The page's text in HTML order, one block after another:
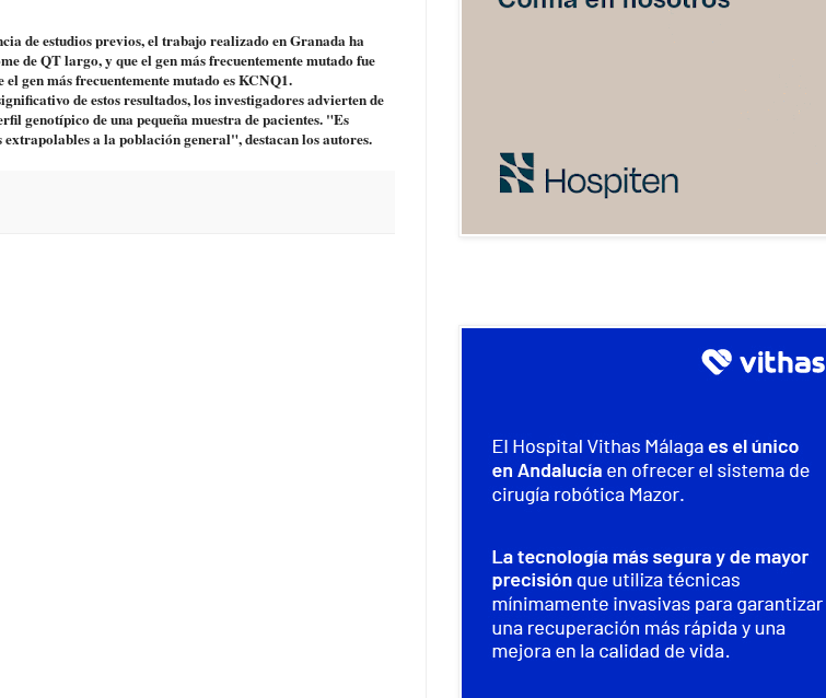
de estudios previos, el trabajo realizado en Granada ha
de QT largo, y que el gen más frecuentemente mutado fue
gen más frecuentemente mutado es KCNQ1.
de estos resultados, los investigadores advierten de
genotípico de una pequeña muestra de pacientes. "Es
a la población general", destacan los autores.